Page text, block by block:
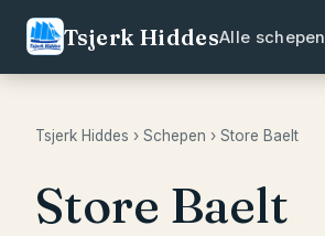
Tsjerk HiddesAlle schepen
Tsjerk Hiddes › Schepen › Store Baelt
Store Baelt